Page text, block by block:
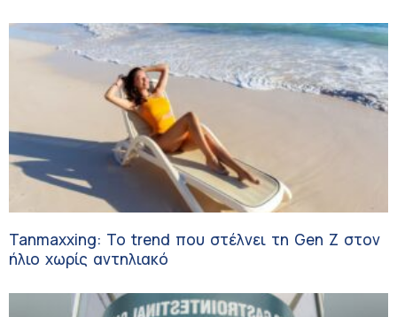
Tanmaxxing: To trend που στέλνει τη Gen Z στον
ήλιο χωρίς αντηλιακό